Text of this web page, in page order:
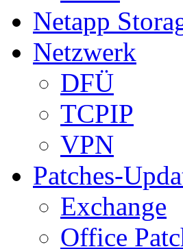
Netapp
Netzwerk
DFÜ
TCPIP
VPN
Patches-
Exchange
Office